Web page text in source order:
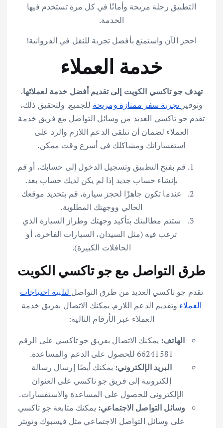
التطبيق رحلة مريحة وأمانًا في كل مرة تستخدم فيها
الخدمة.
احجز الآن واستمتع بأفضل تجربة للنقل في الفروانية!
خدمة العملاء
تهدف جو تاكسي الكويت إلى تقديم أفضل خدمة لعملائها،
وتوفير تجربة سفر ممتازة ومريحة للجميع. ولتحقيق ذلك،
تقدم جو تاكسي العديد من وسائل التواصل مع فريق خدمة
العملاء لضمان أن تتلقى الدعم اللازم والرد على
استفساراتك ومشاكلك في أسرع وقت ممكن.
قم بفتح التطبيق وتسجيل الدخول إلى حسابك، أو قم
بإنشاء حساب جديد إذا لم يكن لديك حساب بعد.
عندما تكون جاهزًا لحجز سيارة، قم بتحديد موقعك
الحالي ووجهتك المطلوبة.
ستتم مطالبتك بتأكيد وجهتك وطراز السيارة الذي
ترغب فيه (مثل السيدان، السيارات الفاخرة، أو
الحافلات الكبيرة).
طرق التواصل مع جو تاكسي الكويت
تقدم جو تاكسي العديد من طرق التواصل لتلبية احتياجات
العملاء وتقديم الدعم اللازم. يمكنك الاتصال بفريق خدمة
العملاء عبر الأرقام التالية:
الهاتف: يمكنك الاتصال بفريق جو تاكسي على الرقم
66241581 للحصول على الدعم والمساعدة.
البريد الإلكتروني: يمكنك أيضًا إرسال رسالة
إلكترونية إلى فريق جو تاكسي على العنوان
الإلكتروني للحصول على المساعدة والاستفسارات.
وسائل التواصل الاجتماعي: يمكنك متابعة جو تاكسي
على وسائل التواصل الاجتماعي مثل فيسبوك وتويتر